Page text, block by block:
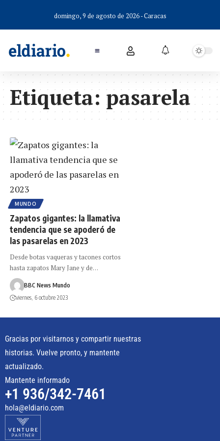
domingo, 9 de agosto de 2026 - Caracas
Etiqueta: pasarela
MUNDO
Zapatos gigantes: la llamativa
tendencia que se apoderó de
las pasarelas en 2023
Desde botas vaqueras y tacones cortos
hasta zapatos Mary Jane y de…
BBC News Mundo
viernes, 6 octubre 2023
Gracias por visitarnos y compartir nuestras
historias. Vuelve pronto, y mantente
actualizado.
Mantente informado
+1 936/342-7461
hola@eldiario.com